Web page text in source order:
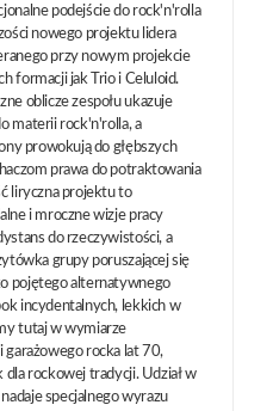
podejście do rock'n'rolla
nowego projektu lidera
przy nowym projekcie
formacji jak Trio i Celuloid.
oblicze zespołu ukazuje
materii rock'n'rolla, a
prowokują do głębszych
prawa do potraktowania
liryczna projektu to
i mroczne wizje pracy
do rzeczywistości, a
grupy poruszającej się
pojętego alternatywnego
incydentalnych, lekkich w
tutaj w wymiarze
garażowego rocka lat 70,
dla rockowej tradycji. Udział w
specjalnego wyrazu